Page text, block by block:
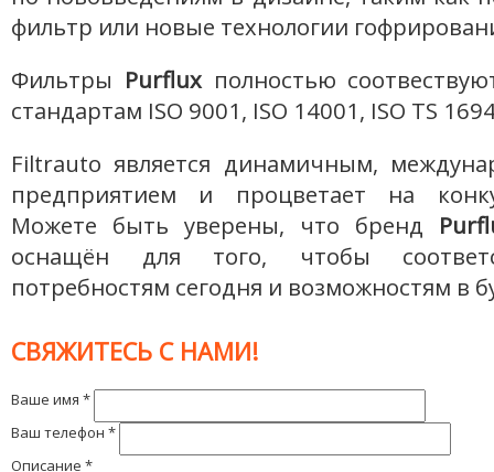
фильтр или новые технологии
Фильтры Purfluxполностью
стандартам ISO 9001, ISO 14001, ISO TS
Filtrauto является динамичным,
предприятием и процветает на
Можете быть уверены, что бренд
оснащён для того, чтобы
потребностям сегодня и возможностям в
СВЯЖИТЕСЬ С НАМИ!
Ваше имя *
Ваш телефон *
Описание *